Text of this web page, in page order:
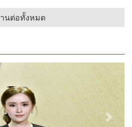
นต่อทั้งหมด
Next